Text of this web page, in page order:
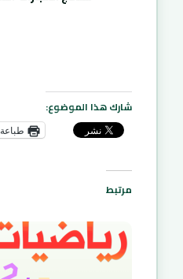
شارك هذا الموضوع:
طباعة
مرتبط